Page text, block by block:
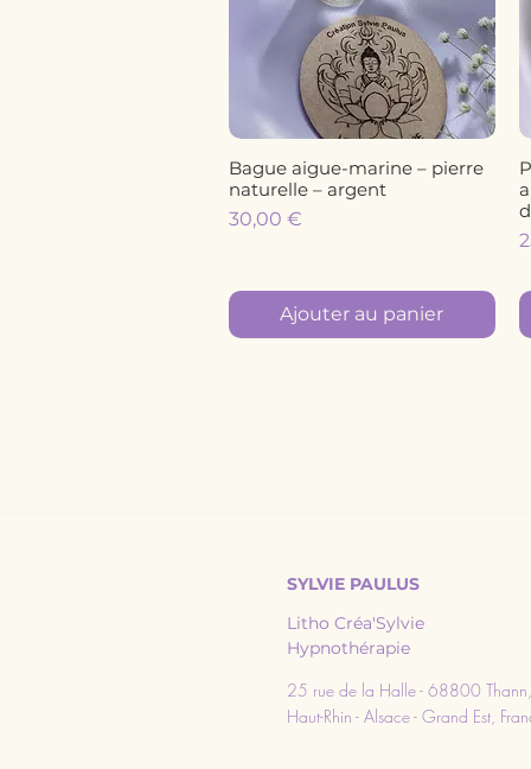
Aperçu rapide
Bague aigue-marine – pierre
naturelle – argent
Prix
30,00 €
Ajouter au panier
SYLVIE PAULUS
Litho Créa'Sylvie
Hypnothérapie
25 rue de la Halle - 68800 Thann,
Haut-Rhin - Alsace - Grand Est,